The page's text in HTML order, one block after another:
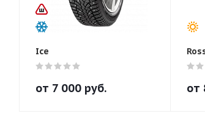
Ice
от 7 000 руб. от